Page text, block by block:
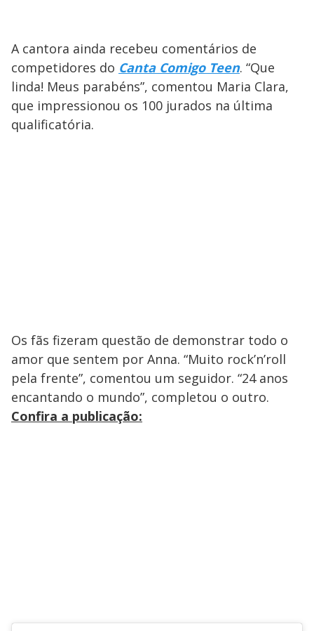
A cantora ainda recebeu comentários de
competidores do Canta Comigo Teen. “Que
linda! Meus parabéns”, comentou Maria Clara,
que impressionou os 100 jurados na última
qualificatória.
Os fãs fizeram questão de demonstrar todo o
amor que sentem por Anna. “Muito rock’n’roll
pela frente”, comentou um seguidor. “24 anos
encantando o mundo”, completou o outro.
Confira a publicação: